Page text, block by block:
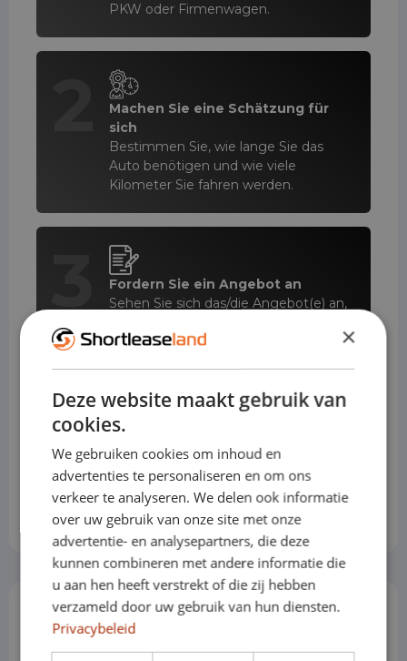
PKW oder Firmenwagen.
Machen Sie eine Schätzung für
sich
Bestimmen Sie, wie lange Sie das
Auto benötigen und wie viele
Kilometer Sie fahren werden.
Fordern Sie ein Angebot an
Sehen Sie sich das/die Angebot(e) an,
unterzeichnen Sie den
4
Fahren Sie mit Ihrem Leasingauto
los
Viel Spaß mit Ihrem Leasingauto!
Häufig gestellte Fragen
×
Deze website maakt gebruik van
cookies.
We gebruiken cookies om inhoud en
advertenties te personaliseren en om ons
verkeer te analyseren. We delen ook informatie
over uw gebruik van onze site met onze
advertentie- en analysepartners, die deze
kunnen combineren met andere informatie die
u aan hen heeft verstrekt of die zij hebben
verzameld door uw gebruik van hun diensten.
Privacybeleid